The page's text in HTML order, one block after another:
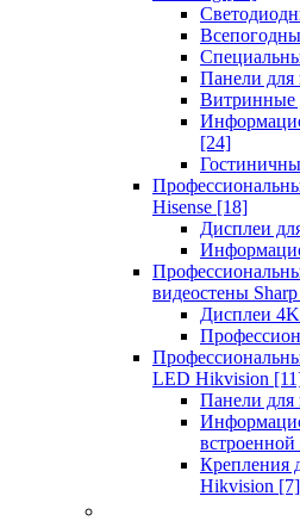
Панели для
Витринные
[24]
Hisense [18]
Дисплеи
видеостены Sharp
Дисплеи
LED Hikvision
Панели для
Крепления
Hikvision [7]